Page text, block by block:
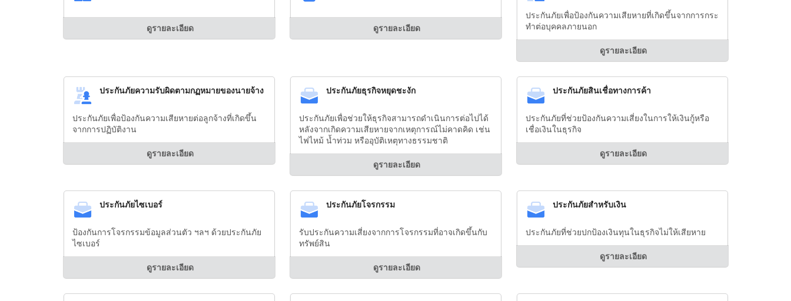
ดูรายละเอียด ดูรายละเอียด
ประกันภัยเพื่อป้องกันความเสียหายที่เกิดขึ้นจากการกระ
ทำต่อบุคคลภายนอก
ดูรายละเอียด
ประกันภัยความรับผิดตามกฏหมายของนายจ้าง
ประกันภัยเพื่อป้องกันความเสียหายต่อลูกจ้างที่เกิดขึ้น
จากการปฏิบัติงาน
ดูรายละเอียด
ประกันภัยธุรกิจหยุดชะงัก
ประกันภัยเพื่อช่วยให้ธุรกิจสามารถดำเนินการต่อไปได้
หลังจากเกิดความเสียหายจากเหตุการณ์ไม่คาดคิด เช่น
ไฟไหม้ น้ำท่วม หรืออุบัติเหตุทางธรรมชาติ
ดูรายละเอียด
ประกันภัยสินเชื่อทางการค้า
ประกันภัยที่ช่วยป้องกันความเสี่ยงในการให้เงินกู้หรือ
เชื่อเงินในธุรกิจ
ดูรายละเอียด
ประกันภัยไซเบอร์
ป้องกันการโจรกรรมข้อมูลส่วนตัว ฯลฯ ด้วยประกันภัย
ไซเบอร์
ดูรายละเอียด
ประกันภัยโจรกรรม
รับประกันความเสี่ยงจากการโจรกรรมที่อาจเกิดขึ้นกับ
ทรัพย์สิน
ดูรายละเอียด
ประกันภัยสำหรับเงิน
ประกันภัยที่ช่วยปกป้องเงินทุนในธุรกิจไม่ให้เสียหาย
ดูรายละเอียด